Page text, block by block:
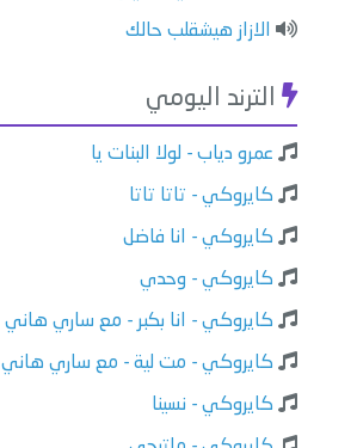
الازاز هيشقلب حالك
الترند اليومي
عمرو دياب - لولا البنات يا
كايروكي - تاتا تاتا
كايروكي - انا فاضل
كايروكي - وحدي
كايروكي - انا بكبر - مع ساري هاني
كايروكي - مت لية - مع ساري هاني
كايروكي - نسينا